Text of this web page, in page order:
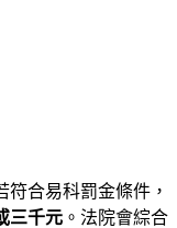
合易科罰金條件，
三千元 。法院會綜合